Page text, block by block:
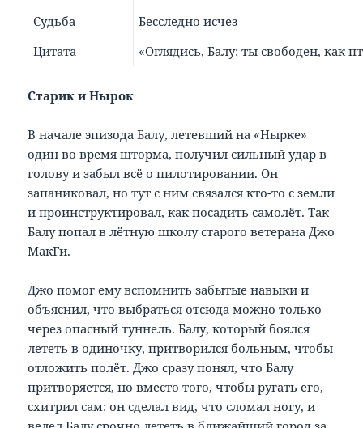
Судьба
Бесследно исчез
Цитата
«Оглядись, Балу: ты свободен, как
Старик и Нырок
В начале эпизода Балу, летевший на «Нырке»
один во время шторма, получил сильный удар в
голову и забыл всё о пилотировании. Он
запаниковал, но тут с ним связался кто-то с земли
и проинструктировал, как посадить самолёт. Так
Балу попал в лётную школу старого ветерана Джо
МакГи.
Джо помог ему вспомнить забытые навыки и
объяснил, что выбраться отсюда можно только
через опасный туннель. Балу, который боялся
лететь в одиночку, притворился больным, чтобы
отложить полёт. Джо сразу понял, что Балу
притворяется, но вместо того, чтобы ругать его,
схитрил сам: он сделал вид, что сломал ногу, и